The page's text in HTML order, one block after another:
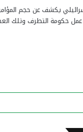
يكشف عن حجم
عمل حكومة التطرف وتلك